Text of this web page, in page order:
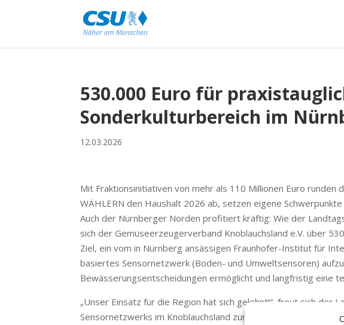
530.000 Euro für
Sonderkulturbereich im
12.03.2026
Mit Fraktionsinitiativen von mehr als 110 Millionen Euro runden
WÄHLERN den Haushalt 2026 ab, setzen eigene
Auch der Nürnberger Norden profitiert kräftig: Wie der
sich der Gemüseerzeugerverband Knoblauchsland e.V. über
Ziel, ein vom in Nürnberg ansässigen Fraunhofer-Institut für
basiertes Sensornetzwerk (Boden- und Umweltsensoren)
Bewässerungsentscheidungen ermöglicht und langfristig eine
„Unser Einsatz für die Region hat sich gelohnt!“, freut sich
Sensornetzwerks im Knoblauchsland zur datenbasierten und